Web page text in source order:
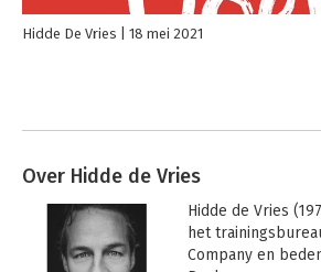
Hidde De Vries 18 mei 2021
Over Hidde de Vries
Hidde de Vries
het
Company en